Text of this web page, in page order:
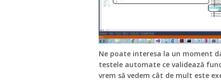
Ne poate interesa la un moment
testele automate ce validează
vrem să vedem cât de mult este